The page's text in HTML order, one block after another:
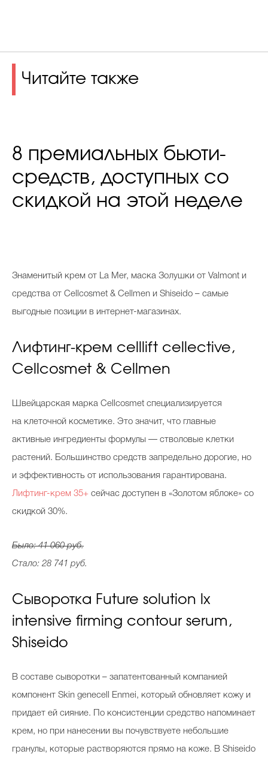
Читайте также
8 премиальных бьюти-
средств, доступных со
скидкой на этой неделе
Знаменитый крем от La Mer, маска Золушки от Valmont и
средства от Cellcosmet & Cellmen и Shiseido – самые
выгодные позиции в интернет-магазинах.
Лифтинг-крем celllift cellective,
Cellcosmet & Cellmen
Швейцарская марка Cellcosmet специализируется
на клеточной косметике. Это значит, что главные
активные ингредиенты формулы — стволовые клетки
растений. Большинство средств запредельно дорогие, но
и эффективность от использования гарантирована.
Лифтинг-крем 35+ сейчас доступен в «Золотом яблоке» со
скидкой 30%.
Было: 41 060 руб.
Стало: 28 741 руб.
Сыворотка Future solution lx
intensive firming contour serum,
Shiseido
В составе сыворотки – запатентованный компанией
компонент Skin genecell Enmei, который обновляет кожу и
придает ей сияние. По консистенции средство напоминает
крем, но при нанесении вы почувствуете небольшие
гранулы, которые растворяются прямо на коже. В Shiseido